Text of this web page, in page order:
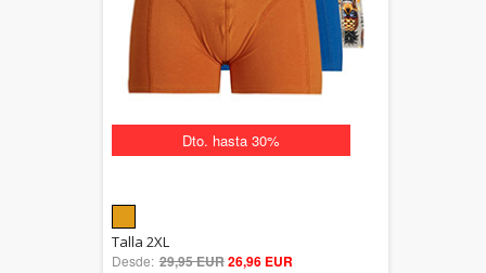
Dto. hasta 30%
out of 5
Talla 2XL
Desde: 29,95 EUR26,96 EUR